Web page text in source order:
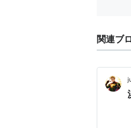
関連ブ